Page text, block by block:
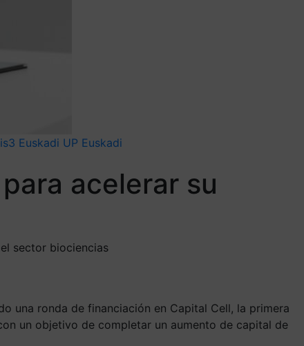
Euskadi UP Euskadi
acelerar su
sector biociencias
una ronda de financiación en Capital Cell, la primera
un objetivo de completar un aumento de capital de